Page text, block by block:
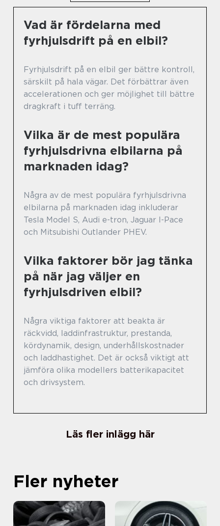
Vad är fördelarna med
fyrhjulsdrift på en elbil?
Fyrhjulsdrift på en elbil ger bättre kontroll,
särskilt på hala vägar. Det förbättrar även
accelerationen och ger möjlighet till bättre
dragkraft i tuff terräng.
Vilka är de mest populära
fyrhjulsdrivna elbilarna på
marknaden idag?
Några av de mest populära fyrhjulsdrivna
elbilarna på marknaden idag inkluderar
Tesla Model S, Audi e-tron, Jaguar I-Pace
och Mitsubishi Outlander PHEV.
Vilka faktorer bör jag tänka
på när jag väljer en
fyrhjulsdriven elbil?
Några viktiga faktorer att beakta är
räckvidd, laddinfrastruktur, prestanda,
kördynamik, design, underhållskostnader
och laddhastighet. Det är också viktigt att
jämföra olika modellers batterikapacitet
och drivsystem.
Läs fler inlägg här
Fler nyheter